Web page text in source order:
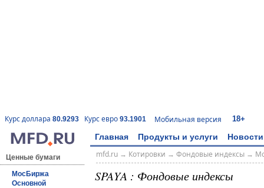
Курс доллара 80.9293 Курс евро 93.1901 Мобильная версия 18+
Главная Продукты и услуги Новости
Ценные бумаги
МосБиржа
Основной
mfd.ru→ Котировки → Фондовые индексы→
SPAYA : Фондовые индексы